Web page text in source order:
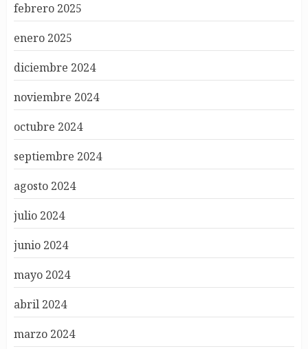
febrero 2025
enero 2025
diciembre 2024
noviembre 2024
octubre 2024
septiembre 2024
agosto 2024
julio 2024
junio 2024
mayo 2024
abril 2024
marzo 2024